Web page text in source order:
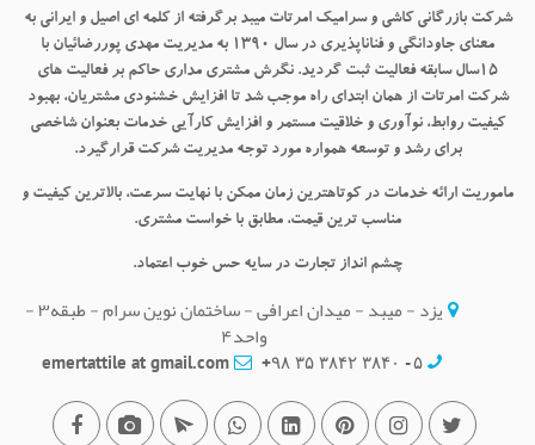
شرکت بازرگانی کاشی و سرامیک امرتات میبد برگرفته از کلمه ای اصیل و ایرانی به
معنای جاودانگی و فناناپذیری در سال ۱۳۹۰ به مدیریت مهدی پوررضائیان با
۱۵سال سابقه فعالیت ثبت گردید. نگرش مشتری مداری حاکم بر فعالیت های
شرکت امرتات از همان ابتدای راه موجب شد تا افزایش خشنودی مشتریان، بهبود
کیفیت روابط، نوآوری و خلاقیت مستمر و افزایش کارآیی خدمات بعنوان شاخصی
برای رشد و توسعه همواره مورد توجه مدیریت شرکت قرارگیرد.
ماموریت ارائه خدمات در کوتاهترین زمان ممکن با نهایت سرعت، بالاترین کیفیت و
مناسب ترین قیمت، مطابق با خواست مشتری.
چشم انداز تجارت در سایه حس خوب اعتماد.
یزد - میبد - میدان اعرافی - ساختمان نوین سرام - طبقه۳ -
واحد۴
۵ - ۳۸۴۰ ۳۸۴۲ ۳۵ ۹۸+ emertattile at gmail.com